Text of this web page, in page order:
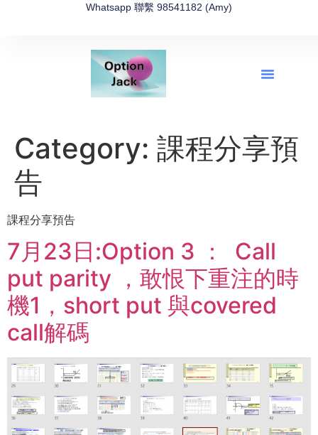
Whatsapp 聯繫 98541182 (Amy)
Category: 課程分享預
告
課程分享預告
7月23日:Option 3 ： Call
put parity ，敢恨下重注的時
機1，short put 與covered
call解碼